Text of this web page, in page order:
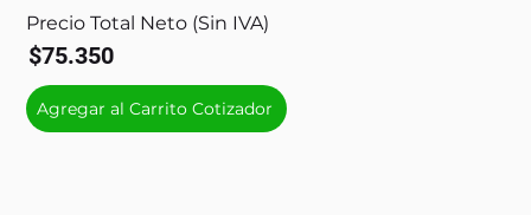
Precio Total Neto (Sin IVA)
$75.350
Agregar al Carrito Cotizador